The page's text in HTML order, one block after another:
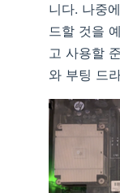
니다. 나중
드할 것을
고 사용할
와 부팅 드